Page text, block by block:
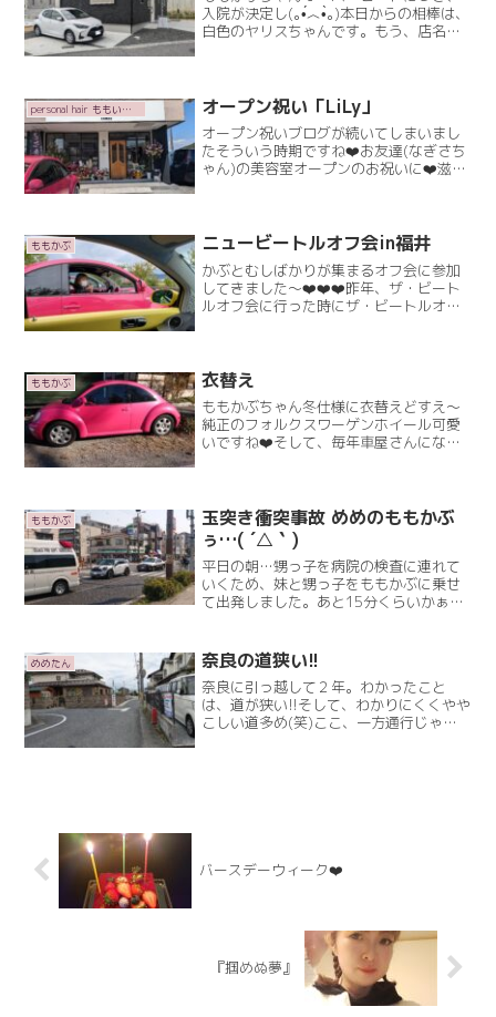
入院が決定し(⁠｡⁠•́⁠︿⁠•̀⁠｡⁠)本日からの相棒は、
白色のヤリスちゃんです。もう、店名変
More
personal hair ももいろかぶとむし オープン祝い「LiLy」
オープン祝いブログが続いてしまいまし
たそういう時期ですね❤️お友達(なぎさち
ゃん)の美容室オープンのお祝いに❤️滋賀
の12月。里穂ちRead More
ももかぶ ニュービートルオフ会in福井
かぶとむしばかりが集まるオフ会に参加
してきました～❤️❤️❤️昨年、ザ・ビート
ルオフ会に行った時にザ・ビートルオフ
だん明るくRead More
ももかぶ 衣替え
ももかぶちゃん冬仕様に衣替えどすえ～
純正のフォルクスワーゲンホイール可愛
いですね❤️そして、毎年車屋さんになっ
んのオーRead More
ももかぶ
玉突き衝突事故 めめのももかぶ
ぅ…( ´△｀)
平日の朝…甥っ子を病院の検査に連れて
いくため、妹と甥っ子をももかぶに乗せ
て出発しました。あと15分くらいかぁ…
追突の衝撃で前に進んでしまったみたい
で、前の車に「ドンっ」Read More
めめたん 奈良の道狭い!!
奈良に引っ越して２年。わかったこと
は、道が狭い!!そして、わかりにくくやや
こしい道多め(笑)ここ、一方通行じゃな
バースデーウィーク❤️
『掴めぬ夢』